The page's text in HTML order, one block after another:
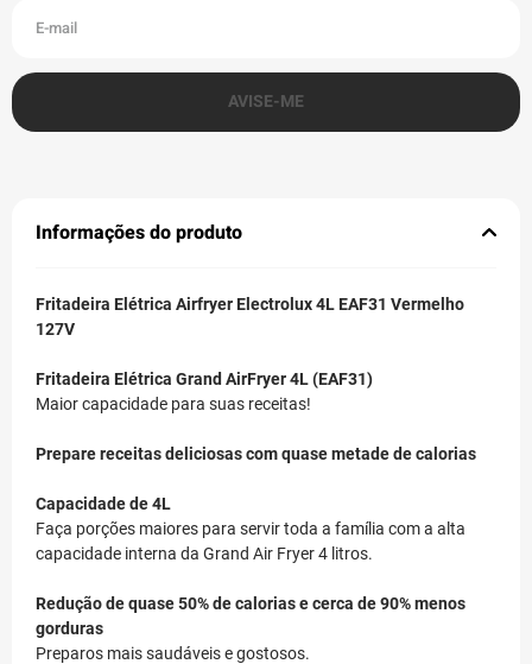
Informações do produto
Fritadeira Elétrica Airfryer Electrolux 4L EAF31 Vermelho
127V
Fritadeira Elétrica Grand AirFryer 4L (EAF31)
Maior capacidade para suas receitas!
Prepare receitas deliciosas com quase metade de calorias
Capacidade de 4L
Faça porções maiores para servir toda a família com a alta
capacidade interna da Grand Air Fryer 4 litros.
Redução de quase 50% de calorias e cerca de 90% menos
gorduras
Preparos mais saudáveis e gostosos.